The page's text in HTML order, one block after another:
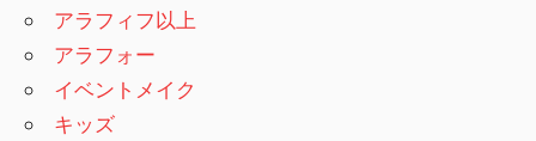
アラフィフ以上
アラフォー
イベントメイク
キッズ